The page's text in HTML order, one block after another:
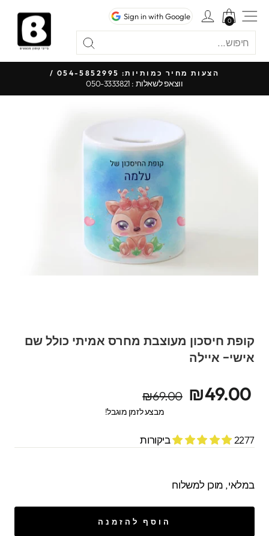
חיפוש
Sign in with Google
כניסה לחשבוןניווט באתר
0
0
עצור
הצעות מחיר כמותיות: 054-5852995 /
ווצאפ לשאלות : 050-3333821
קופת חיסכון מעוצבת מחרס אמיתי כולל שם
אישי- איילה
מחיר
מקורי
מחיר
מבצע
₪49.00
₪69.00
מבצע לזמן מוגבל!
2277 ביקורות
במלאי, מוכן למשלוח
הוסף להזמנה